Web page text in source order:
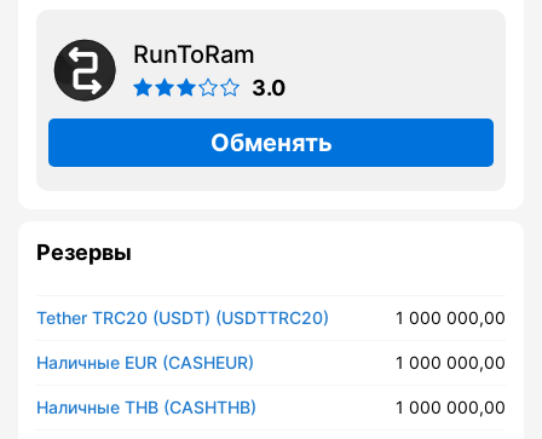
RunToRam
3.0
Обменять
Резервы
Tether TRC20 (USDT) (USDTTRC20) 1 000 000,00
Наличные EUR (CASHEUR) 1 000 000,00
Наличные THB (CASHTHB) 1 000 000,00